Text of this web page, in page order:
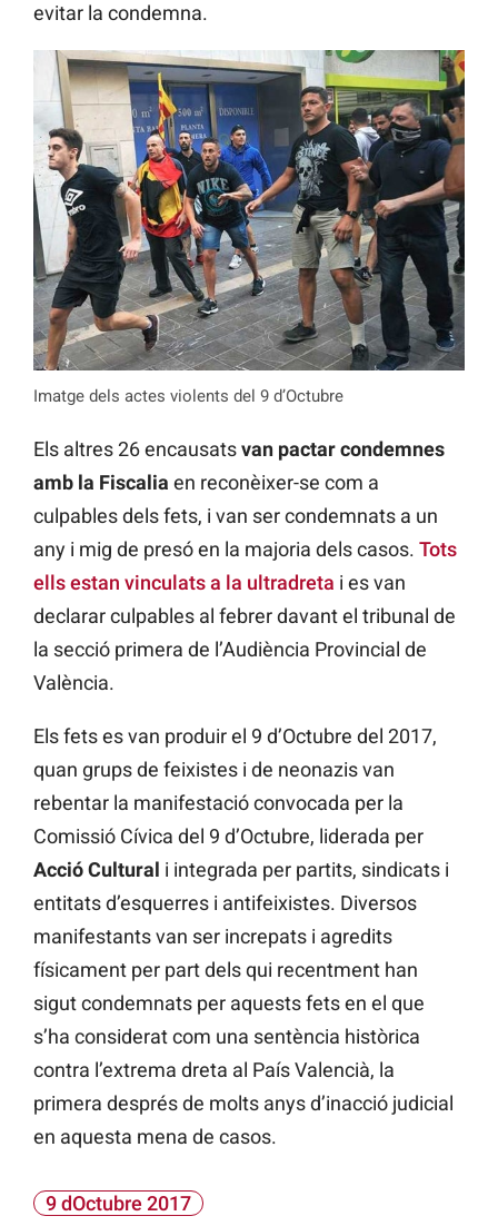
evitar la condemna.
Imatge dels actes violents del 9 d’Octubre
Els altres 26 encausatsvan pactar condemnes
amb la Fiscalia en reconèixer-se com a
culpables dels fets, i van ser condemnats a un
any i mig de presó en la majoria dels casos. Tots
ells estan vinculats a la ultradreta i es van
declarar culpables al febrer davant el tribunal de
la secció primera de l’Audiència Provincial de
València.
Els fets es van produir el 9 d’Octubre del 2017,
quan grups de feixistes i de neonazis van
rebentar la manifestació convocada per la
Comissió Cívica del 9 d’Octubre, liderada per
Acció Cultural i integrada per partits, sindicats i
entitats d’esquerres i antifeixistes. Diversos
manifestants van ser increpats i agredits
físicament per part dels qui recentment han
sigut condemnats per aquests fets en el que
s’ha considerat com una sentència històrica
contra l’extrema dreta al País Valencià, la
primera després de molts anys d’inacció judicial
en aquesta mena de casos.
9 dOctubre 2017